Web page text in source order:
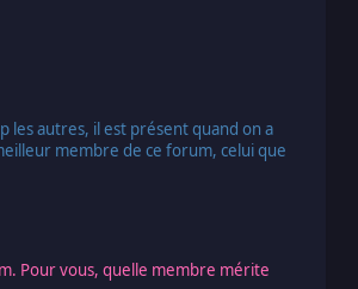
autres, il est présent quand on a
membre de ce forum, celui que
Pour vous, quelle membre mérite